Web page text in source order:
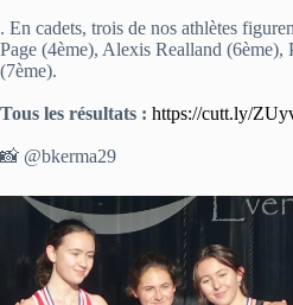
. En cadets, trois de nos athlètes
Page (4ème), Alexis Realland (6ème),
(7ème).
Tous les résultats : https://cutt.ly/
📸 @bkerma29